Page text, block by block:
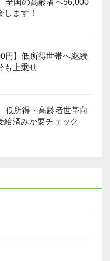
全国の高齢者へ56,000
します！
円】低所得世帯へ継続
も上乗せ
低所得・高齢者世帯向
給済みか要チェック